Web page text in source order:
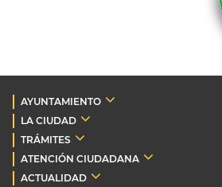
AYUNTAMIENTO
LA CIUDAD
TRÁMITES
ATENCIÓN CIUDADANA
ACTUALIDAD